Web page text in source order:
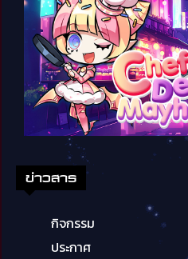
ข่าวสาร
กิจกรรม
ประกาศ